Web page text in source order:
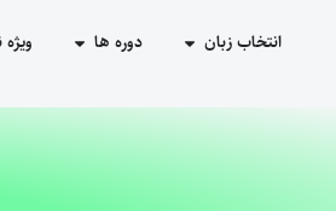
انتخاب زبان دوره ها